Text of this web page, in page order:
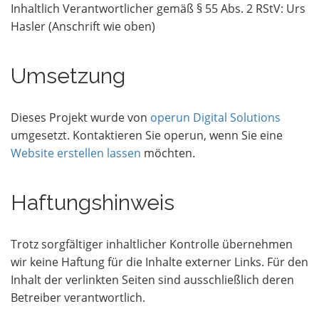
Inhaltlich Verantwortlicher gemäß § 55 Abs. 2 RStV: Urs
Hasler (Anschrift wie oben)
Umsetzung
Dieses Projekt wurde von operun Digital Solutions
umgesetzt. Kontaktieren Sie operun, wenn Sie eine
Website erstellen lassen möchten.
Haftungshinweis
Trotz sorgfältiger inhaltlicher Kontrolle übernehmen
wir keine Haftung für die Inhalte externer Links. Für den
Inhalt der verlinkten Seiten sind ausschließlich deren
Betreiber verantwortlich.